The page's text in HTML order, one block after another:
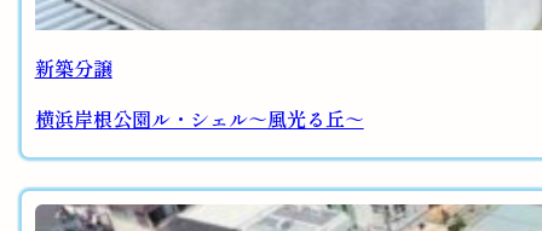
新築分譲
横浜岸根公園ル・シェル～風光る丘～